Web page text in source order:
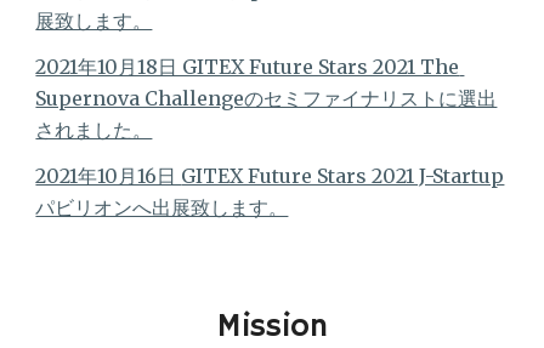
展致します。
2021年10月18日 GITEX Future Stars 2021 The
Supernova Challengeのセミファイナリストに選出
されました。
2021年10月16日 GITEX Future Stars 2021 J-Startup
パビリオンへ出展致します。
Mission